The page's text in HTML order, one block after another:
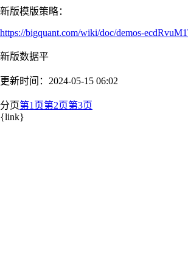
新版模版策略：
https://bigquant.com/wiki/doc/demos-
新版数据平
更新时间：2024-05-15 06:02
分页第1页第2页第3页
{link}